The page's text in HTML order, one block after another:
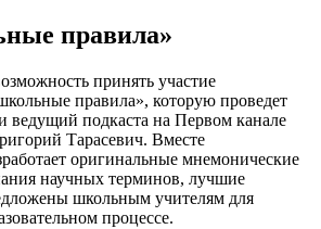
правила»
принять участие
правила», которую проведет
ведущий подкаста на Первом канале
Тарасевич. Вместе
оригинальные мнемонические
научных терминов, лучшие
школьным учителям для
процессе.